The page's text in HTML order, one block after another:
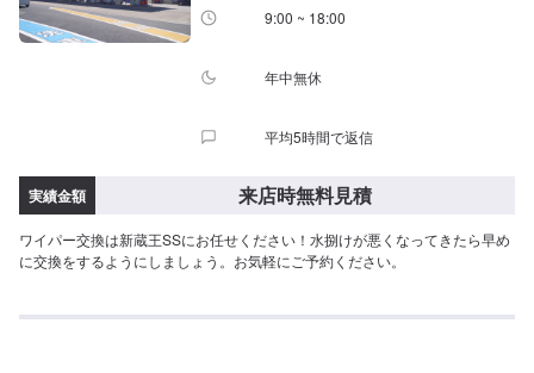
9:00 ~ 18:00
年中無休
平均5時間で返信
実績金額 来店時無料見積
ワイパー交換は新蔵王SSにお任せください！水捌けが悪くなってきたら早め
に交換をするようにしましょう。お気軽にご予約ください。